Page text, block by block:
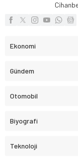
Ekonomi
Gündem
Otomobil
Biyografi
Teknoloji